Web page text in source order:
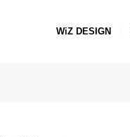
WiZ DESIGN